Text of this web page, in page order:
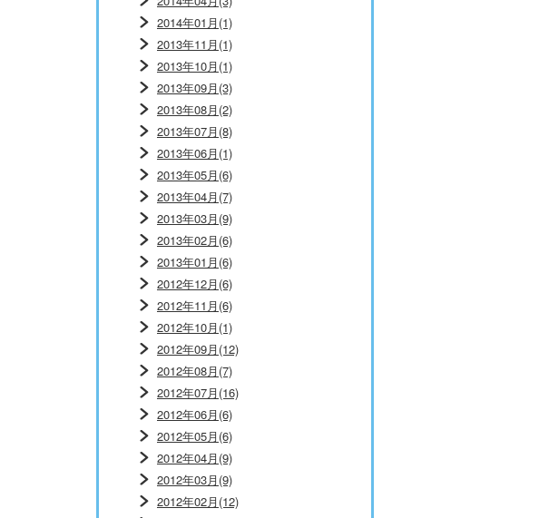
2014年01月(1)
2013年11月(1)
2013年10月(1)
2013年09月(3)
2013年08月(2)
2013年07月(8)
2013年06月(1)
2013年05月(6)
2013年04月(7)
2013年03月(9)
2013年02月(6)
2013年01月(6)
2012年12月(6)
2012年11月(6)
2012年10月(1)
2012年09月(12)
2012年08月(7)
2012年07月(16)
2012年06月(6)
2012年05月(6)
2012年04月(9)
2012年03月(9)
2012年02月(12)